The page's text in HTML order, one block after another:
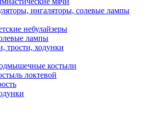
ингаляторы, солевые лампы
небулайзеры
лампы
трости, ходунки
костыли
локтевой